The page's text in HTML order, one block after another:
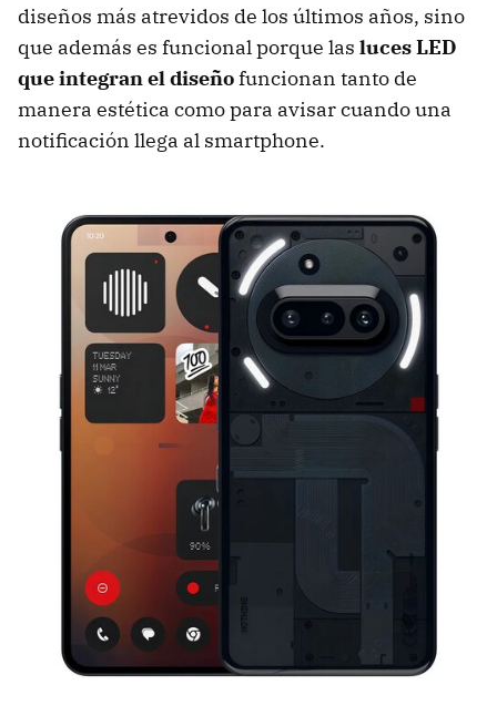
diseños más atrevidos de los últimos años, sino
que además es funcional porque las luces LED
que integran el diseñofuncionan tanto de
manera estética como para avisar cuando una
notificación llega al smartphone.